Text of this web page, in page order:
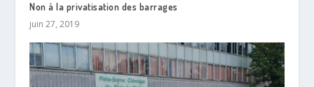
Non à la privatisation des barrages
juin 27, 2019